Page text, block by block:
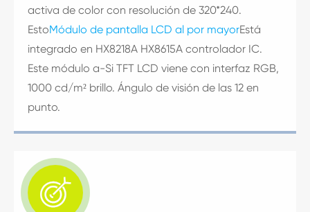
activa de color con resolución de 320*240.
EstoMódulo de pantalla LCD al por mayorEstá
integrado en HX8218A HX8615A controlador IC.
Este módulo a-Si TFT LCD viene con interfaz RGB,
1000 cd/m² brillo. Ángulo de visión de las 12 en
punto.
